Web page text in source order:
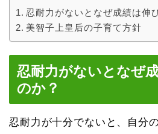
忍耐力がないとなぜ成績は伸
美智子上皇后の子育て方針
忍耐力がないとなぜ
のか？
忍耐力が十分でないと、自分